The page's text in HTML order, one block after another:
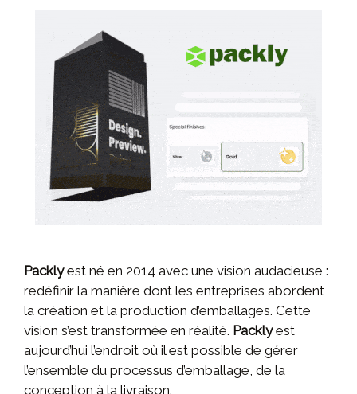
Packlyest né en 2014 avec une vision audacieuse :
redéfinir la manière dont les entreprises abordent
la création et la production d’emballages. Cette
vision s’est transformée en réalité. Packlyest
aujourd’hui l’endroit où il est possible de gérer
l’ensemble du processus d’emballage, de la
conception à la livraison.